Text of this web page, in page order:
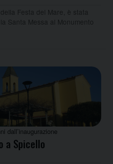
Festa del Mare, è stata
Santa Messa al Monumento
dall’inaugurazione
a Spicello